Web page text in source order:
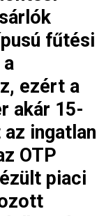
fűtési
ezért a
akár 15-
ingatlan
OTP
piaci